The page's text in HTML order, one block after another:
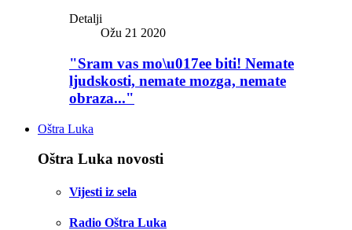
Detalji
Ožu 21 2020
"Sram vas mo\u017ee biti! Nemate
ljudskosti, nemate mozga, nemate
obraza..."
Oštra Luka
Oštra Luka novosti
Vijesti iz sela
Radio Oštra Luka